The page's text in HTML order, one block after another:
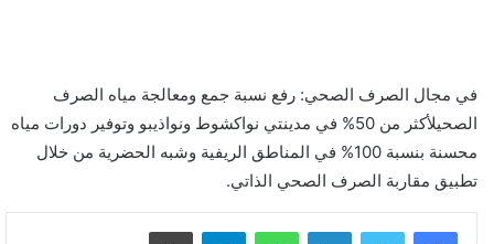
في مجال الصرف الصحي: رفع نسبة جمع ومعالجة مياه الصرف
الصحيلأكثر من 50% في مدينتي نواكشوط ونواذيبو وتوفير دورات مياه
محسنة بنسبة 100% في المناطق الريفية وشبه الحضرية من خلال
تطبيق مقاربة الصرف الصحي الذاتي.
لينكدإن واتساب